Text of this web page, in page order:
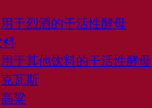
用于烈酒的干活性酵母
用于其他饮料的干活性酵母
克瓦斯
高粱